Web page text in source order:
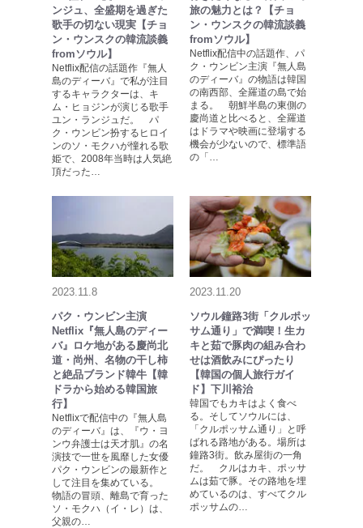
ンジュ、全盛期を過ぎた
歌手の切ない現実【チョ
ン・ウンスクの韓流談義
fromソウル】
Netflix配信の話題作『無人
島のディーバ』で私が注目
するキャラクターは、キ
ム・ヒョジンが演じる歌手
ユン・ランジュだ。 パ
ク・ウンビン扮するヒロイ
ンのソ・モクハが憧れる歌
姫で、2008年当時は人気絶
頂だった…
旅の魅力とは？【チョ
ン・ウンスクの韓流談義
fromソウル】
Netflix配信中の話題作、パ
ク・ウンビン主演『無人島
のディーバ』の物語は韓国
の南西部、全羅道の島で始
まる。 朝鮮半島の東側の
慶尚道と比べると、全羅道
はドラマや映画に登場する
機会が少ないので、標準語
の「…
2023.11.8
パク・ウンビン主演
Netflix『無人島のディー
バ』ロケ地がある慶尚北
道・尚州、名物の干し柿
と絶品ブランド韓牛【韓
ドラから始める韓国旅
行】
Netflixで配信中の『無人島
のディーバ』は、『ウ・ヨ
ンウ弁護士は天才肌』の名
演技で一世を風靡した女優
パク・ウンビンの最新作と
して注目を集めている。
物語の冒頭、離島で育った
ソ・モクハ（イ・レ）は、
父親の…
2023.11.20
ソウル鐘路3街「クルポッ
サム通り」で満喫！生カ
キと茹で豚肉の組み合わ
せは酒飲みにぴったり
【韓国の個人旅行ガイ
ド】下川裕治
韓国でもカキはよく食べ
る。そしてソウルには、
「クルポッサム通り」と呼
ばれる路地がある。場所は
鐘路3街。飲み屋街の一角
だ。 クルはカキ、ポッサ
ムは茹で豚。その路地を埋
めているのは、すべてクル
ポッサムの…